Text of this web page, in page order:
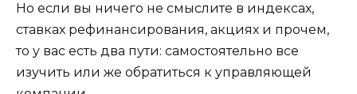
Но если вы ничего не смыслите в индексах,
ставках рефинансирования, акциях и прочем,
то у вас есть два пути: самостоятельно все
изучить или же обратиться к управляющей